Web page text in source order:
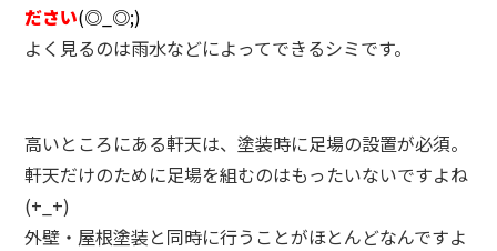
ださい(◎_◎;)
よく見るのは雨水などによってできるシミです。
高いところにある軒天は、塗装時に足場の設置が必須。
軒天だけのために足場を組むのはもったいないですよね
(+_+)
外壁・屋根塗装と同時に行うことがほとんどなんですよ